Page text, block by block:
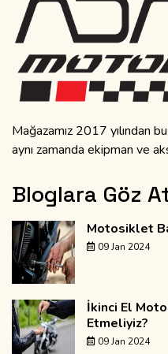
Mağazamız 2017 yılından
aynı zamanda ekipman ve
Bloglara Göz
Motosiklet
09 Jan 2024
İkinci El
Etmeliyiz?
09 Jan 2024